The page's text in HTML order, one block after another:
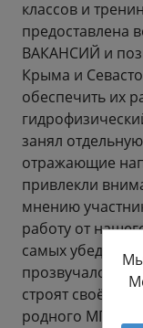
классов и
предоставлена
ВАКАНСИЙ и
Крыма и
обеспечить их
занял
отражающие
привлекли
мнению
работу от
самых
прозвучало
строят своё
родного МГИ.